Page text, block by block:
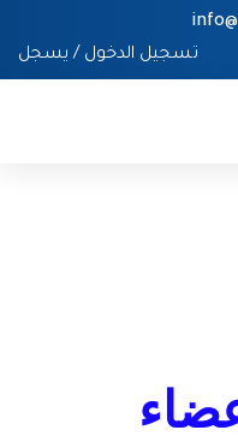
تسجيل الدخول / يسجل